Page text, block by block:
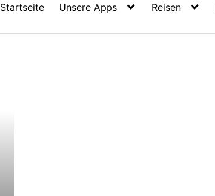
Startseite Unsere Apps Reisen